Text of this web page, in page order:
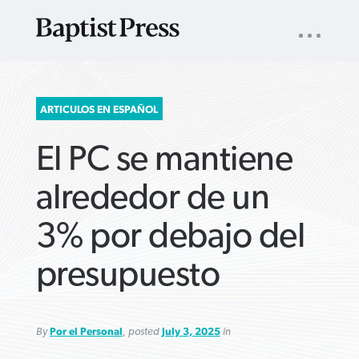
SEARCH
FOR:
NAV
ARTICULOS EN ESPAÑOL
El PC se mantiene
alrededor de un
3% por debajo del
presupuesto
ByPor el Personal , posted July 3, 2025in
VIEW MORE ARTICLES ›
VIEW MORE ARTICLES ›